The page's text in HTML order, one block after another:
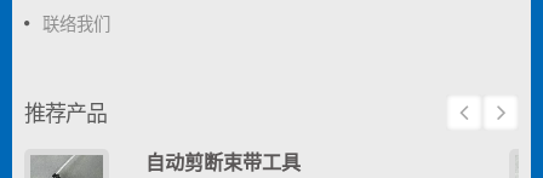
联络我们
推荐产品
自动剪断束带工具